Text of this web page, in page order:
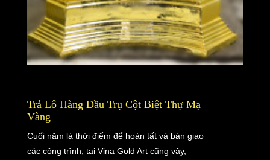
Trả Lô Hàng Đầu Trụ Cột Biệt Thự Mạ
Vàng
Cuối năm là thời điểm để hoàn tất và bàn giao
các công trình, tại Vina Gold Art cũng vậy,